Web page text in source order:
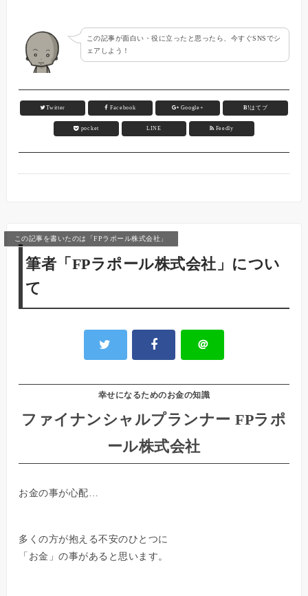
この記事が面白い・役に立ったと思ったら、今すぐSNSでシ
ェアしよう！
Twitter Facebook Google+ B!はてブ
pocket LINE Feedly
この記事を書いたのは「FPラポール株式会社」
筆者「FPラポール株式会社」につい
て
＠
幸せになるためのお金の知識
ファイナンシャルプランナー FPラポ
ール株式会社
お金の事が心配…
多くの方が抱える不安のひとつに
「お金」の事があると思います。